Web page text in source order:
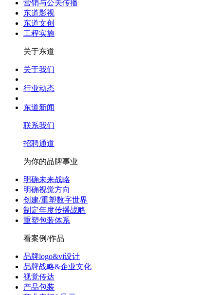
营销与公关传播
东道影视
东道文创
工程实施
关于东道
关于我们
行业动态
东道新闻
联系我们
招聘通道
为你的品牌事业
明确未来战略
明确视觉方向
创建/重塑数字世界
制定年度传播战略
重塑包装体系
看案例/作品
品牌logo&vi设计
品牌战略&企业文化
视觉传达
产品包装